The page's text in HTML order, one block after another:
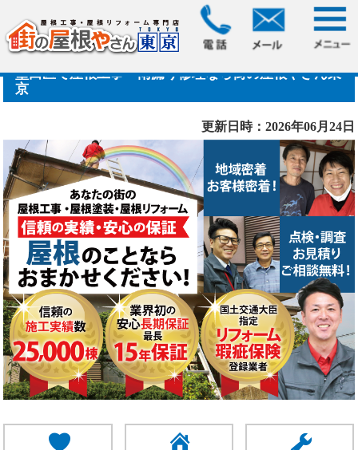
墨田区で屋根工事・雨漏り修理なら街の屋根やさん東
京
更新日時：2026年06月24日